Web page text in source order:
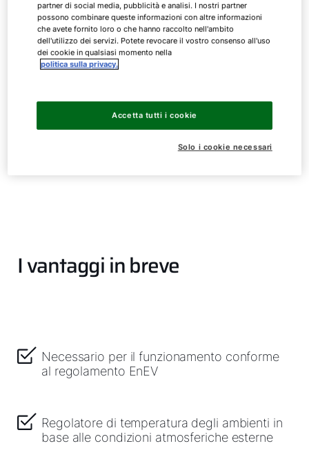
Modulo di comando
BM-2
Modulo di comando con regolazione di temperatura
I vantaggi in breve
Necessario per il funzionamento conforme
al regolamento EnEV
Regolatore di temperatura degli ambienti in
base alle condizioni atmosferiche esterne
partner di social media, pubblicità e analisi. I nostri partner
possono combinare queste informazioni con altre informazioni
che avete fornito loro o che hanno raccolto nell'ambito
dell'utilizzo dei servizi. Potete revocare il vostro consenso all'uso
dei cookie in qualsiasi momento nella
politica sulla privacy.
Solo i cookie necessari
Accetta tutti i cookie